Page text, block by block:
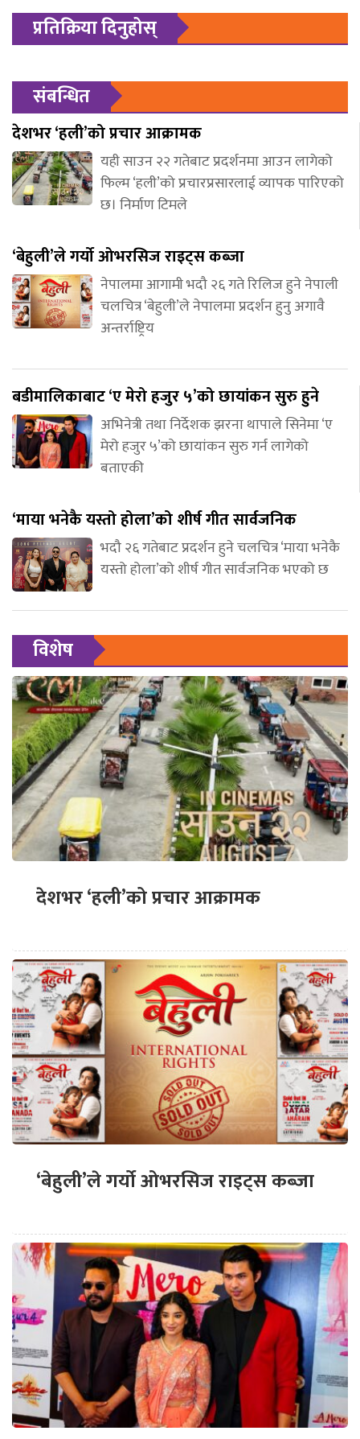
प्रतिक्रिया दिनुहोस्
संबन्धित
देशभर ‘हली’को प्रचार आक्रामक
यही साउन २२ गतेबाट प्रदर्शनमा आउन लागेको
फिल्म ‘हली’को प्रचारप्रसारलाई व्यापक पारिएको
छ। निर्माण टिमले
‘बेहुली’ले गर्यो ओभरसिज राइट्स कब्जा
नेपालमा आगामी भदौ २६ गते रिलिज हुने नेपाली
चलचित्र ‘बेहुली’ले नेपालमा प्रदर्शन हुनु अगावै
अन्तर्राष्ट्रिय
बडीमालिकाबाट ‘ए मेरो हजुर ५’को छायांकन सुरु हुने
अभिनेत्री तथा निर्देशक झरना थापाले सिनेमा ‘ए
मेरो हजुर ५’को छायांकन सुरु गर्न लागेको
बताएकी
‘माया भनेकै यस्तो होला’को शीर्ष गीत सार्वजनिक
भदौ २६ गतेबाट प्रदर्शन हुने चलचित्र ‘माया भनेकै
यस्तो होला’को शीर्ष गीत सार्वजनिक भएको छ
विशेष
देशभर ‘हली’को प्रचार आक्रामक
‘बेहुली’ले गर्यो ओभरसिज राइट्स कब्जा